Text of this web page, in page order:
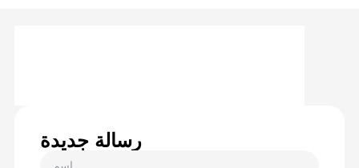
رسالة جديدة